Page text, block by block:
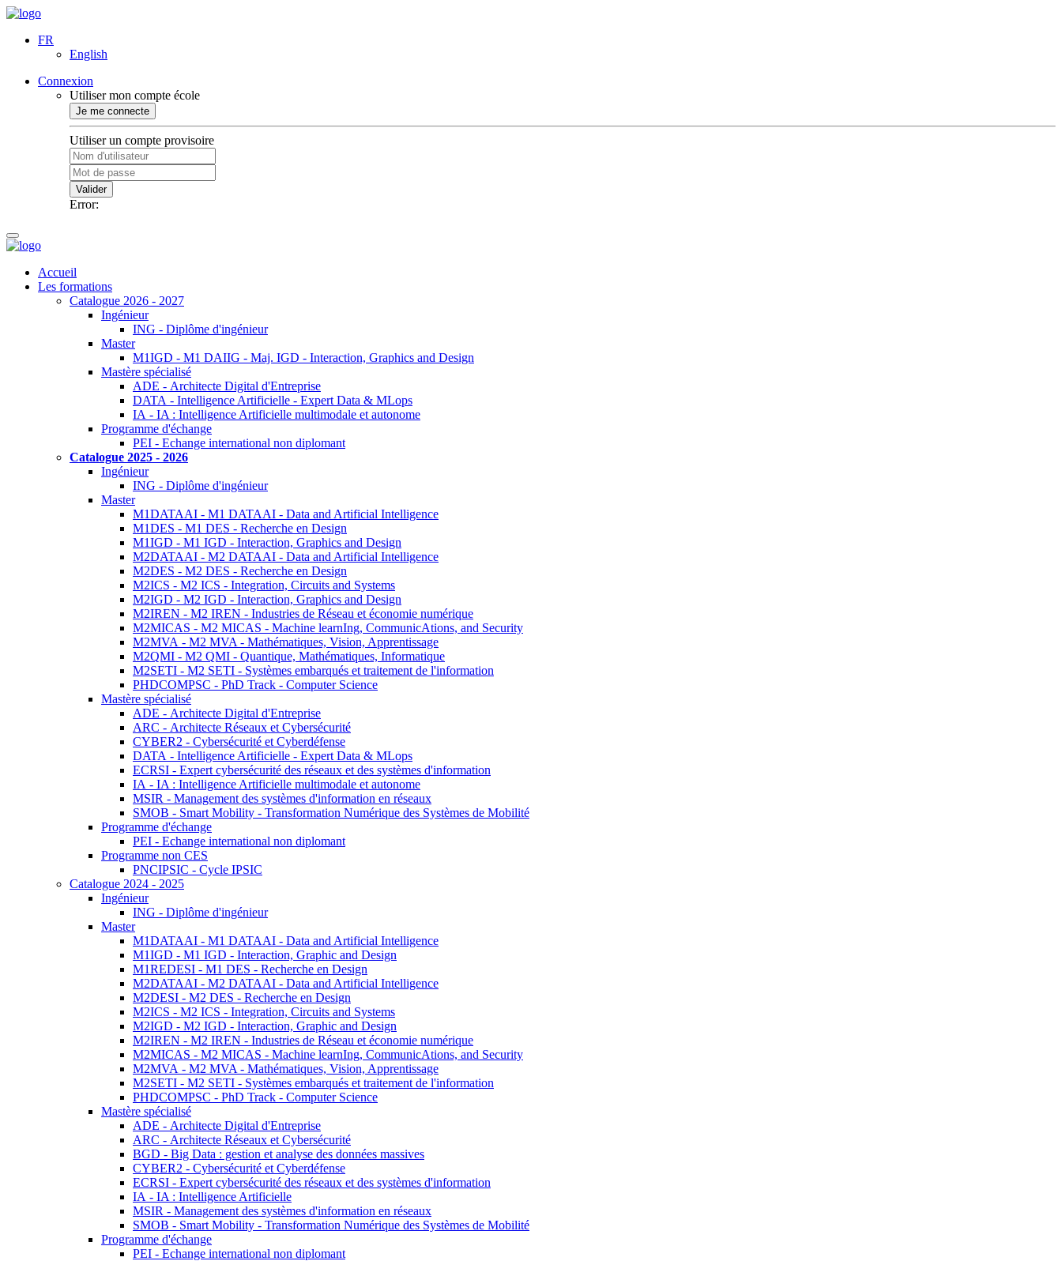
FR
English
Connexion
Utiliser mon compte école
Je me connecte
Utiliser un compte provisoire
Valider
Error:
Accueil
Les formations
Catalogue 2026 - 2027
Ingénieur
ING - Diplôme d'ingénieur
Master
M1IGD - M1 DAIIG - Maj. IGD - Interaction, Graphics and Design
Mastère spécialisé
ADE - Architecte Digital d'Entreprise
DATA - Intelligence Artificielle - Expert Data & MLops
IA - IA : Intelligence Artificielle multimodale et autonome
Programme d'échange
PEI - Echange international non diplomant
Catalogue 2025 - 2026
Ingénieur
ING - Diplôme d'ingénieur
Master
M1DATAAI - M1 DATAAI - Data and Artificial Intelligence
M1DES - M1 DES - Recherche en Design
M1IGD - M1 IGD - Interaction, Graphics and Design
M2DATAAI - M2 DATAAI - Data and Artificial Intelligence
M2DES - M2 DES - Recherche en Design
M2ICS - M2 ICS - Integration, Circuits and Systems
M2IGD - M2 IGD - Interaction, Graphics and Design
M2IREN - M2 IREN - Industries de Réseau et économie numérique
M2MICAS - M2 MICAS - Machine learnIng, CommunicAtions, and Security
M2MVA - M2 MVA - Mathématiques, Vision, Apprentissage
M2QMI - M2 QMI - Quantique, Mathématiques, Informatique
M2SETI - M2 SETI - Systèmes embarqués et traitement de l'information
PHDCOMPSC - PhD Track - Computer Science
Mastère spécialisé
ADE - Architecte Digital d'Entreprise
ARC - Architecte Réseaux et Cybersécurité
CYBER2 - Cybersécurité et Cyberdéfense
DATA - Intelligence Artificielle - Expert Data & MLops
ECRSI - Expert cybersécurité des réseaux et des systèmes d'information
IA - IA : Intelligence Artificielle multimodale et autonome
MSIR - Management des systèmes d'information en réseaux
SMOB - Smart Mobility - Transformation Numérique des Systèmes de Mobilité
Programme d'échange
PEI - Echange international non diplomant
Programme non CES
PNCIPSIC - Cycle IPSIC
Catalogue 2024 - 2025
Ingénieur
ING - Diplôme d'ingénieur
Master
M1DATAAI - M1 DATAAI - Data and Artificial Intelligence
M1IGD - M1 IGD - Interaction, Graphic and Design
M1REDESI - M1 DES - Recherche en Design
M2DATAAI - M2 DATAAI - Data and Artificial Intelligence
M2DESI - M2 DES - Recherche en Design
M2ICS - M2 ICS - Integration, Circuits and Systems
M2IGD - M2 IGD - Interaction, Graphic and Design
M2IREN - M2 IREN - Industries de Réseau et économie numérique
M2MICAS - M2 MICAS - Machine learnIng, CommunicAtions, and Security
M2MVA - M2 MVA - Mathématiques, Vision, Apprentissage
M2SETI - M2 SETI - Systèmes embarqués et traitement de l'information
PHDCOMPSC - PhD Track - Computer Science
Mastère spécialisé
ADE - Architecte Digital d'Entreprise
ARC - Architecte Réseaux et Cybersécurité
BGD - Big Data : gestion et analyse des données massives
CYBER2 - Cybersécurité et Cyberdéfense
ECRSI - Expert cybersécurité des réseaux et des systèmes d'information
IA - IA : Intelligence Artificielle
MSIR - Management des systèmes d'information en réseaux
SMOB - Smart Mobility - Transformation Numérique des Systèmes de Mobilité
Programme d'échange
PEI - Echange international non diplomant